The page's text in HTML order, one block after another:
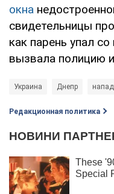
окна
свидетельницы
как парень упал
вызвала полицию
Украина Днепр
Редакционная политика